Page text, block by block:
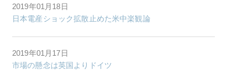
2019年01月18日
日本電産ショック拡散止めた米中楽観論
2019年01月17日
市場の懸念は英国よりドイツ